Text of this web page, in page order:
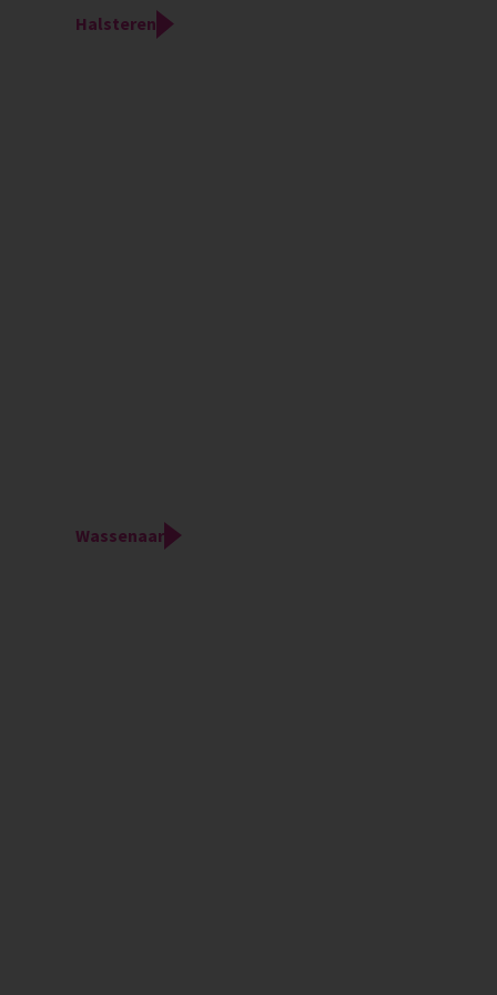
Halsteren
Wassenaar